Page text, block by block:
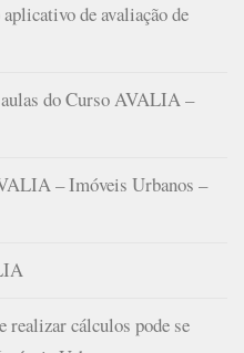
de avaliação de
do Curso AVALIA –
– Imóveis Urbanos –
realizar cálculos pode se